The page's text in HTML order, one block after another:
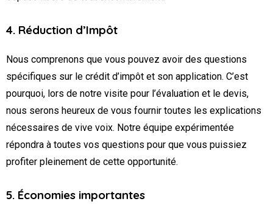
4. Réduction d’Impôt
Nous comprenons que vous pouvez avoir des questions
spécifiques sur le crédit d’impôt et son application. C’est
pourquoi, lors de notre visite pour l’évaluation et le devis,
nous serons heureux de vous fournir toutes les explications
nécessaires de vive voix. Notre équipe expérimentée
répondra à toutes vos questions pour que vous puissiez
profiter pleinement de cette opportunité.
5. Économies importantes